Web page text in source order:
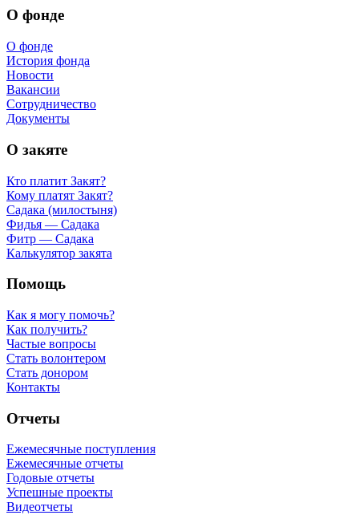
О фонде
О фонде
История фонда
Новости
Вакансии
Сотрудничество
Документы
О закяте
Кто платит Закят?
Кому платят Закят?
Садака (милостыня)
Фидья — Садака
Фитр — Садака
Калькулятор закята
Помощь
Как я могу помочь?
Как получить?
Частые вопросы
Стать волонтером
Стать донором
Контакты
Отчеты
Ежемесячные поступления
Ежемесячные отчеты
Годовые отчеты
Успешные проекты
Видеотчеты